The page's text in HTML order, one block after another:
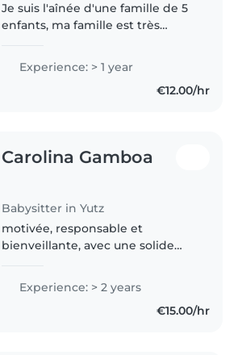
Je suis l'aînée d'une famille de 5
enfants, ma famille est très
m'occuper des plus jeunes.
Même si je n'ai pas de diplôme
j'ai énormément d'expérience..
Experience: > 1 year
€12.00/hr
Carolina Gamboa
Babysitter in Yutz
motivée, responsable et
bienveillante, avec une solide
France et au Luxembourg.
Patiente, organisée et attentive
aux besoins des enfants, je veille
Experience: > 2 years
€15.00/hr